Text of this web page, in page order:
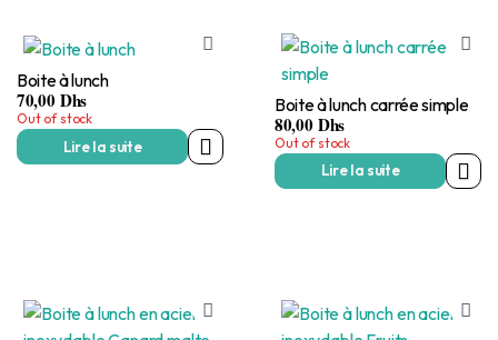
Boite à lunch
70,00Dhs
Out of stock
Lire la suite
Boite à lunch carrée simple
80,00Dhs
Out of stock
Lire la suite